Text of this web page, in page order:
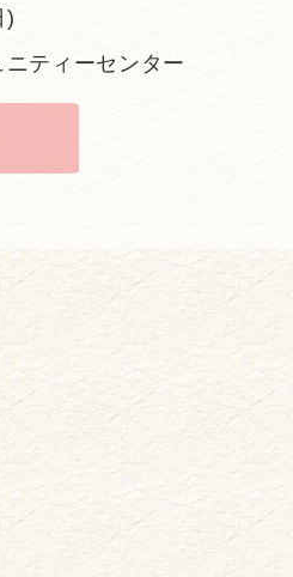
)
ティーセンター